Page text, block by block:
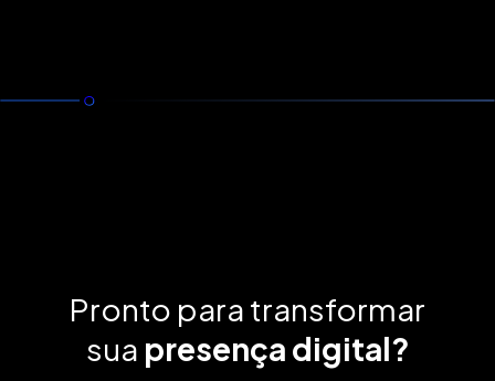
Pronto para transformar
sua presença digital?